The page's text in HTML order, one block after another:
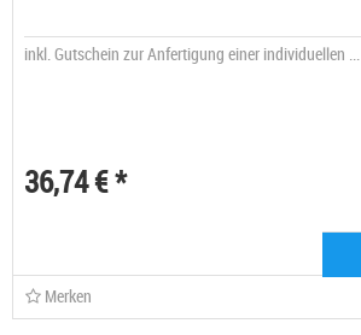
inkl. Gutschein zur Anfertigung einer individuellen ...
36,74 € *
Merken